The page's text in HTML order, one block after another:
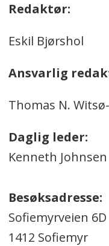
Redaktør:
Eskil Bjørshol
Ansvarlig
Thomas N.
Daglig leder:
Kenneth Johnsen
Besøksadresse:
Sofiemyrveien 6D
1412 Sofiemyr